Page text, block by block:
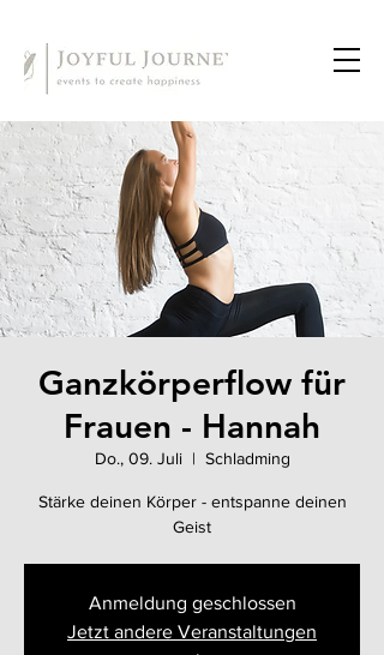
Ganzkörperflow für
Frauen - Hannah
Do., 09. Juli
  |
Schladming
Stärke deinen Körper - entspanne deinen
Geist
Anmeldung geschlossen
Jetzt andere Veranstaltungen